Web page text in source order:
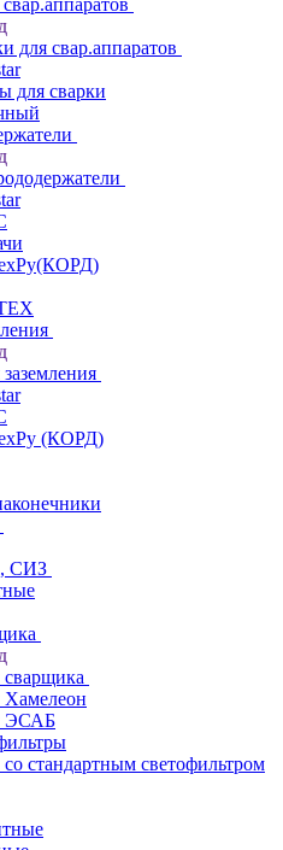
для свар.аппаратов
для сварки
(КОРД)
СИЗ
ЭСАБ
стандартным светофильтром